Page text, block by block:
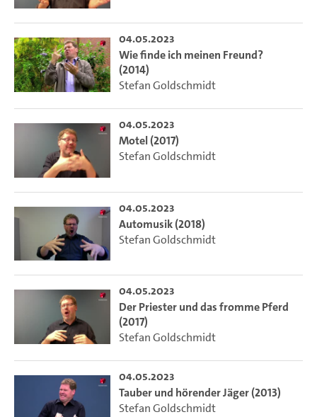
04.05.2023
Wie finde ich meinen Freund?
(2014)
Stefan Goldschmidt
04.05.2023
Motel (2017)
Stefan Goldschmidt
04.05.2023
Automusik (2018)
Stefan Goldschmidt
04.05.2023
Der Priester und das fromme Pferd
(2017)
Stefan Goldschmidt
04.05.2023
Tauber und hörender Jäger (2013)
Stefan Goldschmidt